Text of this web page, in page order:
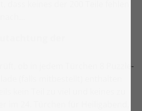
dass keines der 200 Teile fehlen
der
ob in jedem Türchen 8 Puzzle-
(falls mitbestellt) enthalten
kein Teil zu viel und keines zu
im 24. Türchen für Heiligabend,